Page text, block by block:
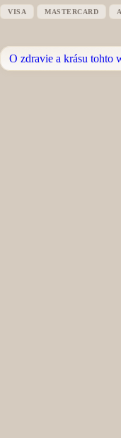
VISA MASTERCARD
O zdravie a krásu tohto